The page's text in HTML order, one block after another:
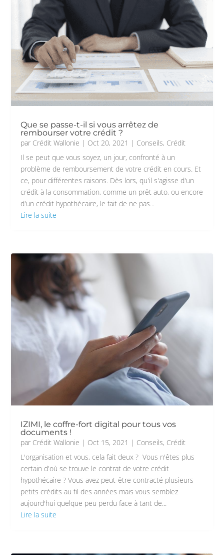
Que se passe-t-il si vous arrêtez de
rembourser votre crédit ?
par Crédit Wallonie | Oct 20, 2021 | Conseils, Crédit
Il se peut que vous soyez, un jour, confronté à un
problème de remboursement de votre crédit en cours. Et
ce, pour différentes raisons. Dès lors, qu'il s'agisse d'un
crédit à la consommation, comme un prêt auto, ou encore
d'un crédit hypothécaire, le fait de ne pas...
Lire la suite
IZIMI, le coffre-fort digital pour tous vos
documents !
par Crédit Wallonie | Oct 15, 2021 | Conseils, Crédit
L'organisation et vous, cela fait deux ? Vous n'êtes plus
certain d'où se trouve le contrat de votre crédit
hypothécaire ? Vous avez peut-être contracté plusieurs
petits crédits au fil des années mais vous semblez
aujourd'hui quelque peu perdu face à tant de...
Lire la suite